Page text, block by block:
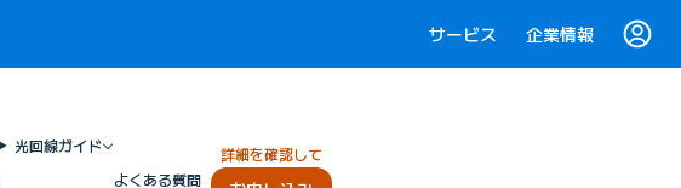
サービス 企業情報
光回線ガイド
よくある質問
詳細を確認して